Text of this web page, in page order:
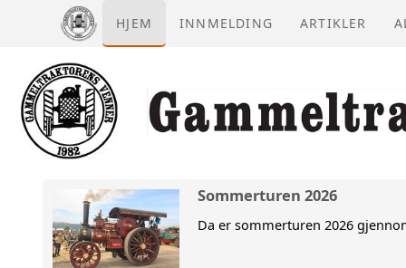
HJEM INNMELDING ARTIKLER
Sommerturen 2026
Da er sommerturen 2026